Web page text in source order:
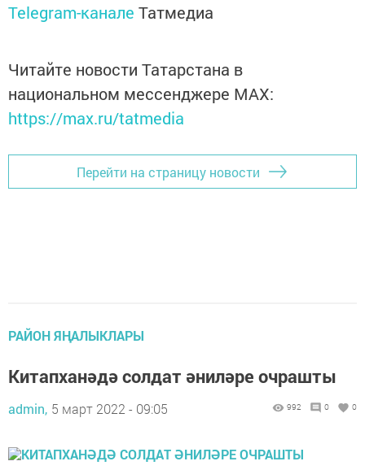
Telegram-канале Татмедиа
Читайте новости Татарстана в
национальном мессенджере MАХ:
https://max.ru/tatmedia
Перейти на страницу новости
РАЙОН ЯҢАЛЫКЛАРЫ
Китапханәдә солдат әниләре очрашты
admin, 5 март 2022 - 09:05 992 0 0